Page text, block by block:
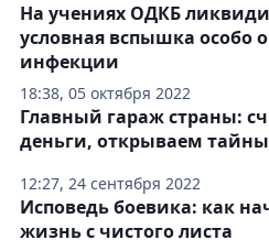
18:38, 05 октября 2022
На учениях ОДКБ
условная вспышка особо
инфекции
12:27, 24 сентября 2022
Главный гараж страны:
деньги, открываем тайны
Исповедь боевика: как
жизнь с чистого листа